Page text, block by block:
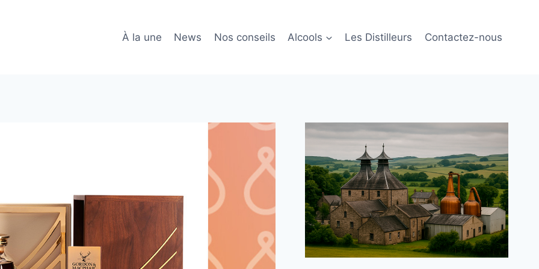
À la une News Nos conseils Alcools Les Distilleurs Contactez-nous